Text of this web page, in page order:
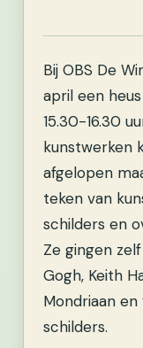
Bij OBS De
april een
15.30-16.30
kunstwerken
afgelopen
teken van
schilders en
Ze gingen
Gogh, Keith
Mondriaan
schilders.